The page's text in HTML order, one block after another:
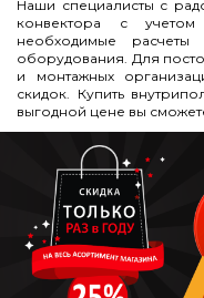
Наши специалисты с
конвектора с
необходимые
оборудования. Для
и монтажных
скидок. Купить
выгодной цене вы